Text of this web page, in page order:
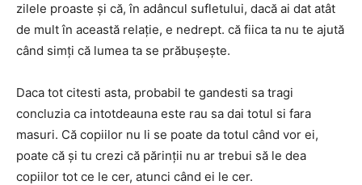
zilele proaste și că, în adâncul sufletului, dacă ai dat atât
de mult în această relație, e nedrept. că fiica ta nu te ajută
când simți că lumea ta se prăbușește.
Daca tot citesti asta, probabil te gandesti sa tragi
concluzia ca intotdeauna este rau sa dai totul si fara
masuri. Că copiilor nu li se poate da totul când vor ei,
poate că și tu crezi că părinții nu ar trebui să le dea
copiilor tot ce le cer, atunci când ei le cer.